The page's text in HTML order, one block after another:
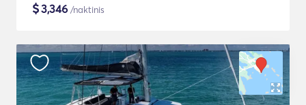
$3,346 /naktinis